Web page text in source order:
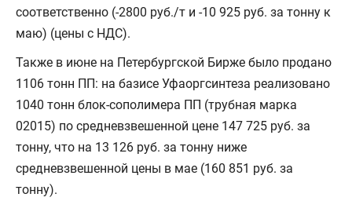
соответственно (-2800 руб./т и -10 925 руб. за тонну к
маю) (цены с НДС).
Также в июне на Петербургской Бирже было продано
1106 тонн ПП: на базисе Уфаоргсинтеза реализовано
1040 тонн блок-сополимера ПП (трубная марка
02015) по средневзвешенной цене 147 725 руб. за
тонну, что на 13 126 руб. за тонну ниже
средневзвешенной цены в мае (160 851 руб. за
тонну).